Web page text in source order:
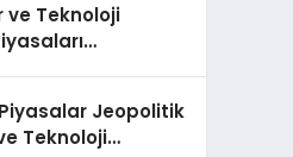
Teknoloji
Jeopolitik
Teknoloji